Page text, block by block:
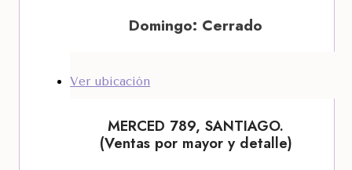
Domingo: Cerrado
Ver ubicación
MERCED 789, SANTIAGO.
(Ventas por mayor y detalle)